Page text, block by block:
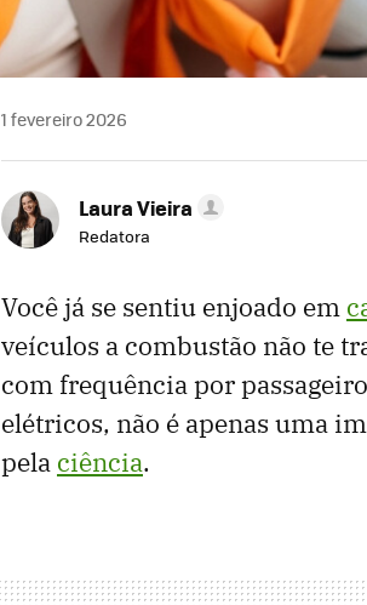
1 fevereiro 2026
Laura Vieira
Redatora
Você já se sentiu enjoado em
veículos a combustão não te
com frequência por
elétricos, não é apenas uma
pela ciência.